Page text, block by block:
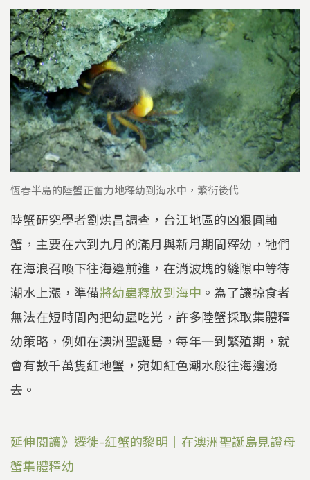
恆春半島的陸蟹正奮力地釋幼到海水中，繁衍後代
陸蟹研究學者劉烘昌調查，台江地區的凶狠圓軸
蟹，主要在六到九月的滿月與新月期間釋幼，牠們
在海浪召喚下往海邊前進，在消波塊的縫隙中等待
潮水上漲，準備將幼蟲釋放到海中 。為了讓掠食者
無法在短時間內把幼蟲吃光，許多陸蟹採取集體釋
幼策略，例如在澳洲聖誕島，每年一到繁殖期，就
會有數千萬隻紅地蟹，宛如紅色潮水般往海邊湧
去。
延伸閱讀》遷徙-紅蟹的黎明｜在澳洲聖誕島見證母
蟹集體釋幼